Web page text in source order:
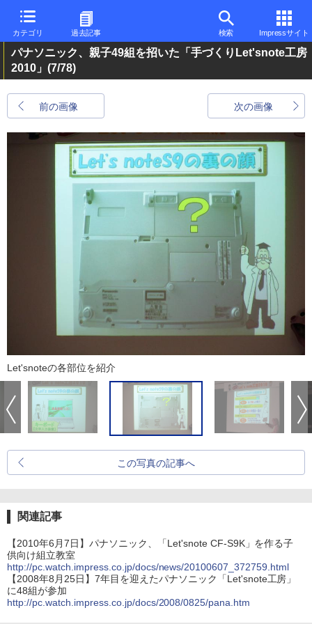
カテゴリ 過去記事 検索 Impressサイト
パナソニック、親子49組を招いた「手づくりLet'snote工房
2010」 (7/78)
前の画像 次の画像
Let'snoteの各部位を紹介
この写真の記事へ
関連記事
【2010年6月7日】パナソニック、「Let'snote CF-S9K」を作る子
供向け組立教室
http://pc.watch.impress.co.jp/docs/news/20100607_372759.html
【2008年8月25日】7年目を迎えたパナソニック「Let'snote工房」
に48組が参加
http://pc.watch.impress.co.jp/docs/2008/0825/pana.htm